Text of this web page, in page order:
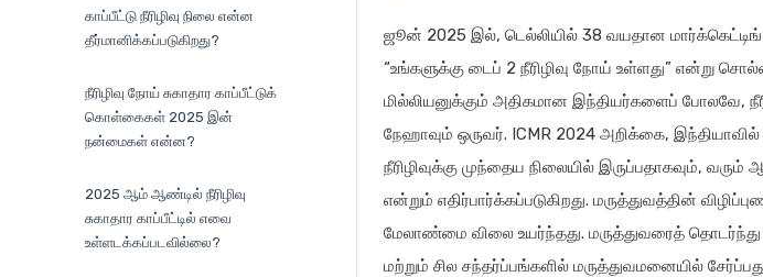
காப்பீட்டு நீரிழிவு நிலை என்ன
தீர்மானிக்கப்படுகிறது?
நீரிழிவு நோய் சுகாதார காப்பீட்டுக்
கொள்கைகள் 2025 இன்
நன்மைகள் என்ன?
2025 ஆம் ஆண்டில் நீரிழிவு
சுகாதார காப்பீட்டில் எவை
உள்ளடக்கப்படவில்லை?
ஜூன் 2025 இல், டெல்லியில் 38 வயதான
“உங்களுக்கு டைப் 2 நீரிழிவு நோய் உள்ளது” என்று
மில்லியனுக்கும் அதிகமான இந்தியர்களைப் போலவே,
நேஹாவும் ஒருவர். ICMR 2024 அறிக்கை, இந்தியாவில்
நீரிழிவுக்கு முந்தைய நிலையில் இருப்பதாகவும்,
என்றும் எதிர்பார்க்கப்படுகிறது. மருத்துவத்தின்
மேலாண்மை விலை உயர்ந்தது. மருத்துவரைத் தொடர்ந்து
மற்றும் சில சந்தர்ப்பங்களில் மருத்துவமனையில்